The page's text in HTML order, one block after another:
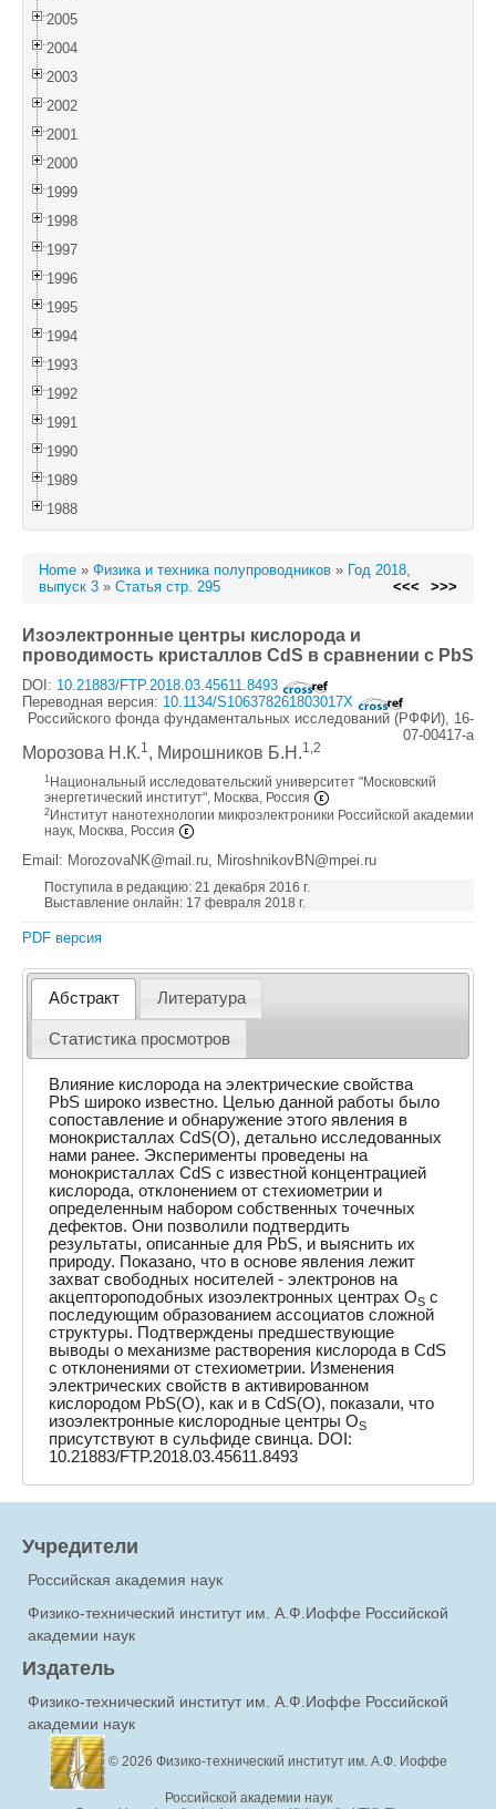
2005
2004
2003
2002
2001
2000
1999
1998
1997
1996
1995
1994
1993
1992
1991
1990
1989
1988
Home » Физика и техника полупроводников » Год 2018,
выпуск 3 » Статья стр. 295 <<< >>>
Изоэлектронные центры кислорода и
проводимость кристаллов CdS в сравнении с PbS
DOI: 10.21883/FTP.2018.03.45611.8493
Переводная версия: 10.1134/S106378261803017X
Российского фонда фундаментальных исследований (РФФИ), 16-
07-00417-а
Морозова Н.К.1, Мирошников Б.Н.1,2
1 Национальный исследовательский университет "Московский
энергетический институт", Москва, Россия
2 Институт нанотехнологии микроэлектроники Российской академии
наук, Москва, Россия
Email: MorozovaNK@mail.ru, MiroshnikovBN@mpei.ru
Поступила в редакцию: 21 декабря 2016 г.
Выставление онлайн: 17 февраля 2018 г.
PDF версия
Абстракт Литература
Статистика просмотров
Влияние кислорода на электрические свойства
PbS широко известно. Целью данной работы было
сопоставление и обнаружение этого явления в
монокристаллах CdS(О), детально исследованных
нами ранее. Эксперименты проведены на
монокристаллах CdS с известной концентрацией
кислорода, отклонением от стехиометрии и
определенным набором собственных точечных
дефектов. Они позволили подтвердить
результаты, описанные для PbS, и выяснить их
природу. Показано, что в основе явления лежит
захват свободных носителей - электронов на
акцептороподобных изоэлектронных центрах OS с
последующим образованием ассоциатов сложной
структуры. Подтверждены предшествующие
выводы о механизме растворения кислорода в CdS
с отклонениями от стехиометрии. Изменения
электрических свойств в активированном
кислородом PbS(О), как и в CdS(О), показали, что
изоэлектронные кислородные центры OS
присутствуют в сульфиде свинца. DOI:
10.21883/FTP.2018.03.45611.8493
Учредители
Российская академия наук
Физико-технический институт им. А.Ф.Иоффе Российской
академии наук
Издатель
Физико-технический институт им. А.Ф.Иоффе Российской
академии наук
© 2026 Физико-технический институт им. А.Ф. Иоффе
Российской академии наук